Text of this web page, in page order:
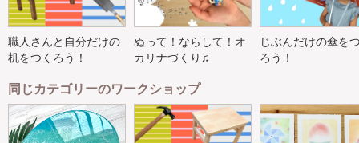
職人さんと自分だけの
机をつくろう！
ぬって！ならして！オ
カリナづくり♫
じぶんだけの傘を
ろう！
同じカテゴリーのワークショップ